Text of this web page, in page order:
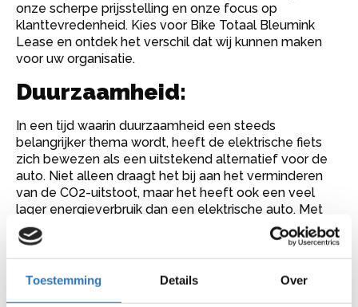
Toestemming Details Over
onze scherpe prijsstelling en onze focus op
klanttevredenheid. Kies voor Bike Totaal Bleumink
Lease en ontdek het verschil dat wij kunnen maken
voor uw organisatie.
Duurzaamheid:
In een tijd waarin duurzaamheid een steeds
belangrijker thema wordt, heeft de elektrische fiets
zich bewezen als een uitstekend alternatief voor de
auto. Niet alleen draagt het bij aan het verminderen
van de CO2-uitstoot, maar het heeft ook een veel
lager energieverbruik dan een elektrische auto. Met
elk pedaal dat wordt ingetrapt, wordt niet alleen de
mobiliteit vergroot, maar ook een stap gezet naar een
groenere toekomst.
Goed Werkgeverschap: